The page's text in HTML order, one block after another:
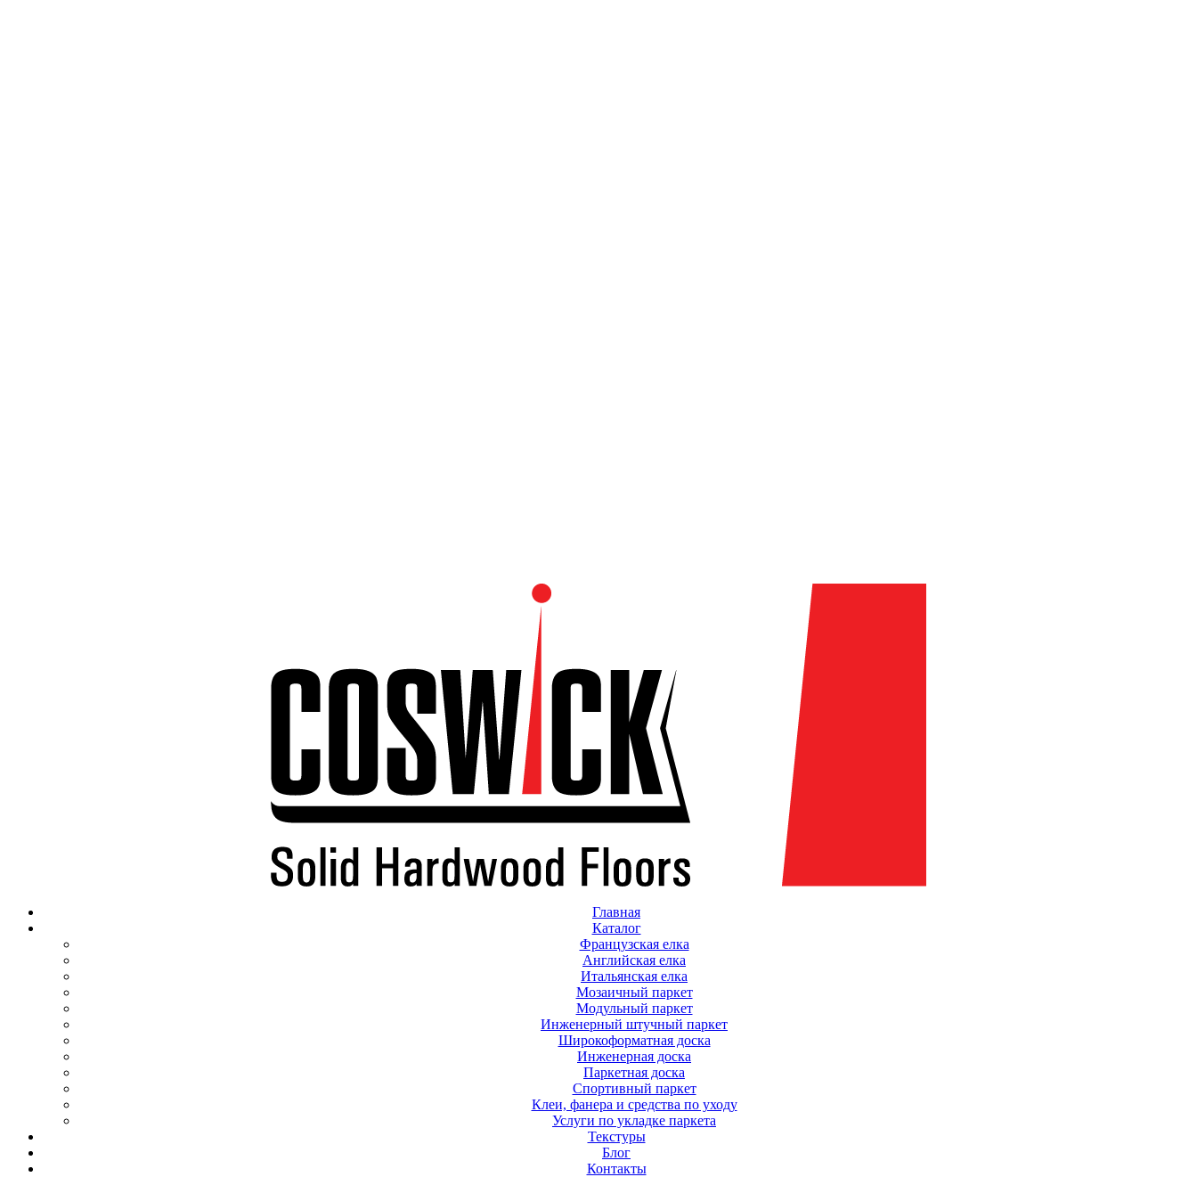
Главная
Каталог
Французская елка
Английская елка
Итальянская елка
Мозаичный паркет
Модульный паркет
Инженерный штучный паркет
Широкоформатная доска
Инженерная доска
Паркетная доска
Спортивный паркет
Клеи, фанера и средства по уходу
Услуги по укладке паркета
Текстуры
Блог
Контакты